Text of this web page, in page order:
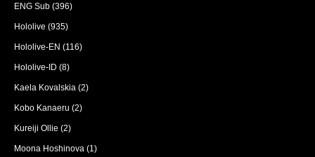
ENG Sub (396)
Hololive (935)
Hololive-EN (116)
Hololive-ID (8)
Kaela Kovalskia (2)
Kobo Kanaeru (2)
Kureiji Ollie (2)
Moona Hoshinova (1)